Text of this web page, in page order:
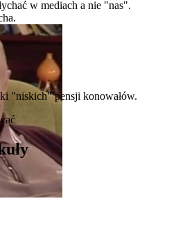
w mediach a nie "nas".
"niskich" pensji konowałów.